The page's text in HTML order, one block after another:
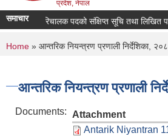
प्रदेश, नेपाल
समाचारपरिचालक पदको संक्षिप्त सूचि तथा लिखित परिक्षा
You are here
Home » आन्तरिक नियन्त्रण प्रणाली निर्देशिका,
आन्तरिक नियन्त्रण प्रणाली
Documents: Attachment
Antarik Niyantran